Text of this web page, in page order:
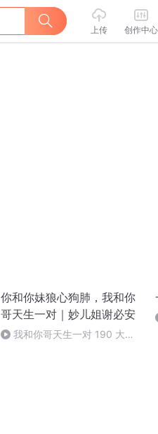
上传 创作中心
你和你妹狼心狗肺，我和你
哥天生一对｜妙儿姐谢必安
我和你哥天生一对 190 大嫂